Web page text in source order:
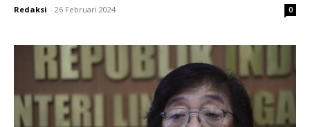
Redaksi - 26 Februari 2024 0